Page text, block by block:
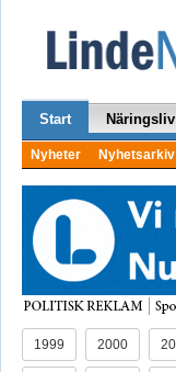
Start Näringsliv
Nyheter Nyhetsarkiv
1999 2000